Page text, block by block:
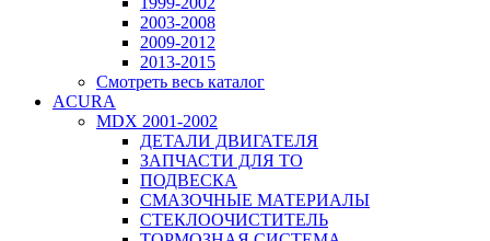
2003-2008
2009-2012
2013-2015
Смотреть весь каталог
ACURA
MDX 2001-2002
ДЕТАЛИ ДВИГАТЕЛЯ
ЗАПЧАСТИ ДЛЯ ТО
ПОДВЕСКА
СМАЗОЧНЫЕ МАТЕРИАЛЫ
СТЕКЛООЧИСТИТЕЛЬ